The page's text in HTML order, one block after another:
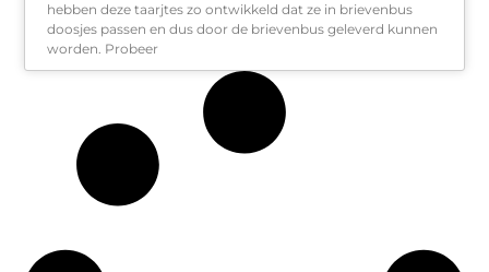
hebben deze taarjtes zo ontwikkeld dat ze in brievenbus
doosjes passen en dus door de brievenbus geleverd kunnen
worden. Probeer